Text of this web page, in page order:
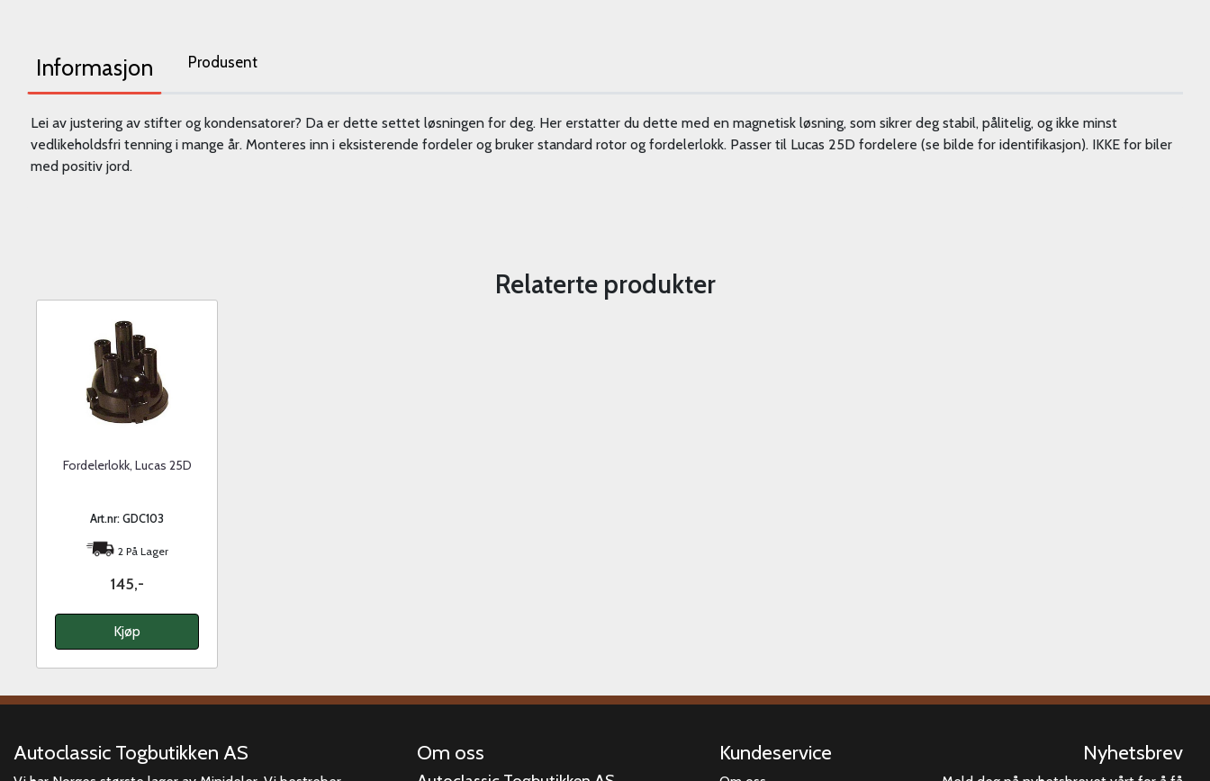
Informasjon Produsent
Lei av justering av stifter og kondensatorer? Da er dette settet løsningen for deg. Her erstatter du dette med en magnetisk løsning, som sikrer deg stabil, pålitelig, og ikke minst
vedlikeholdsfri tenning i mange år. Monteres inn i eksisterende fordeler og bruker standard rotor og fordelerlokk. Passer til Lucas 25D fordelere (se bilde for identifikasjon). IKKE for biler
med positiv jord.
Relaterte produkter
Fordelerlokk, Lucas 25D
Art.nr: GDC103
2 På Lager
145,-
Kjøp
Autoclassic Togbutikken AS Om oss Kundeservice Nyhetsbrev